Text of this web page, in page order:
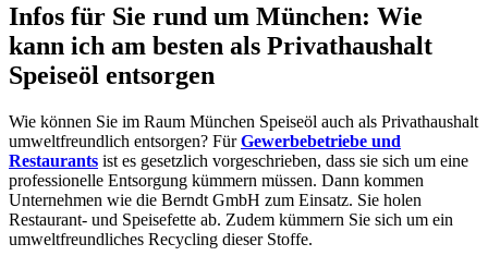
Infos für Sie rund um München: Wie
kann ich am besten als Privathaushalt
Speiseöl entsorgen
Wie können Sie im Raum München Speiseöl auch als Privathaushalt
umweltfreundlich entsorgen? FürGewerbebetriebe und
Restaurants ist es gesetzlich vorgeschrieben, dass sie sich um eine
professionelle Entsorgung kümmern müssen. Dann kommen
Unternehmen wie die Berndt GmbH zum Einsatz. Sie holen
Restaurant- und Speisefette ab. Zudem kümmern Sie sich um ein
umweltfreundliches Recycling dieser Stoffe.